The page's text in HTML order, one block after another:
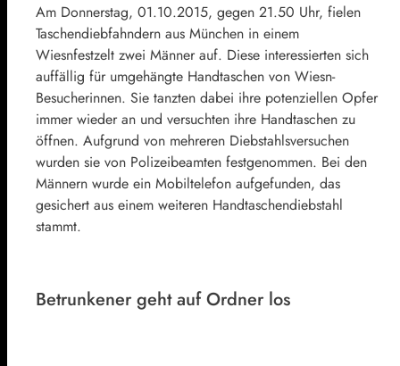
Am Donnerstag, 01.10.2015, gegen 21.50 Uhr, fielen
Taschendiebfahndern aus München in einem
Wiesnfestzelt zwei Männer auf. Diese interessierten sich
auffällig für umgehängte Handtaschen von Wiesn-
Besucherinnen. Sie tanzten dabei ihre potenziellen Opfer
immer wieder an und versuchten ihre Handtaschen zu
öffnen. Aufgrund von mehreren Diebstahlsversuchen
wurden sie von Polizeibeamten festgenommen. Bei den
Männern wurde ein Mobiltelefon aufgefunden, das
gesichert aus einem weiteren Handtaschendiebstahl
stammt.
Betrunkener geht auf Ordner los